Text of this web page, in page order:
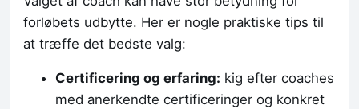
forløbets udbytte. Her er nogle praktiske tips til
at træffe det bedste valg:
Certificering og erfaring: kig efter coaches
med anerkendte certificeringer og konkret